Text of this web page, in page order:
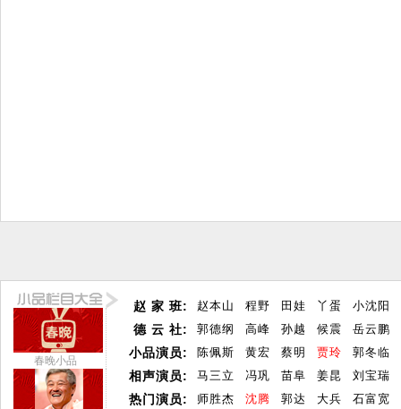
春晚小品
赵 家 班:
德 云 社:
小品演员:
相声演员:
热门演员:
赵本山 程野 田娃 丫蛋
小沈阳
郭德纲
高峰 孙越 候震
岳云鹏
陈佩斯
黄宏 蔡明 贾玲
郭冬临
马三立
冯巩 苗阜 姜昆
刘宝瑞
师胜杰
沈腾 郭达 大兵 石富宽